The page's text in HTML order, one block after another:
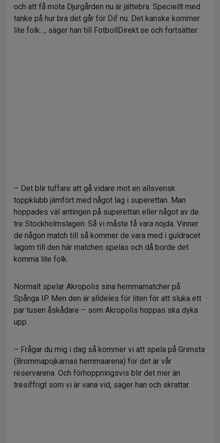
och att få möta Djurgården nu är jättebra. Speciellt med
tanke på hur bra det går för Dif nu. Det kanske kommer
lite folk…, säger han till FotbollDirekt.se och fortsätter:
– Det blir tuffare att gå vidare mot en allsvensk
toppklubb jämfört med något lag i superettan. Man
hoppades väl antingen på superettan eller något av de
tre Stockholmslagen. Så vi måste få vara nöjda. Vinner
de någon match till så kommer de vara med i guldracet
lagom till den här matchen spelas och då borde det
komma lite folk.
Normalt spelar Akropolis sina hemmamatcher på
Spånga IP. Men den är alldeles för liten för att sluka ett
par tusen åskådare – som Akropolis hoppas ska dyka
upp.
– Frågar du mig i dag så kommer vi att spela på Grimsta
(Brommapojkarnas hemmaarena) för det är vår
reservarena. Och förhoppningsvis blir det mer än
tresiffrigt som vi är vana vid, säger han och skrattar.